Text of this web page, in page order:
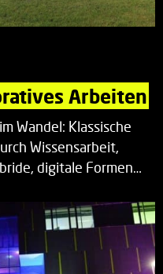
Arbeiten
Wandel: Klassische
Wissensarbeit,
digitale Formen…